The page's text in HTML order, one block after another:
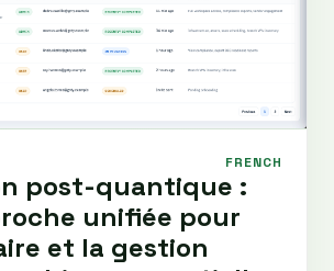
FRENCH
post-quantique :
unifiée pour
et la gestion